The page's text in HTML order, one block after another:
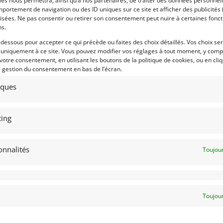
de navigation ou des ID uniques sur ce site et afficher des publicités
Ne pas consentir ou retirer son consentement peut nuire à certaines
pour accepter ce qui précède ou faites des choix détaillés. Vos choix
à ce site. Vous pouvez modifier vos réglages à tout moment, y
consentement, en utilisant les boutons de la politique de cookies, ou en
gestion du consentement en bas de l’écran.
47GT CONTINUATION
2025 1 027 vues
Lotus 47GT Continuation « The
FT200. Entièrement conforme
jusque dans les moindres
par : Mike VAN THIEL
11
23 octobre 2025
637